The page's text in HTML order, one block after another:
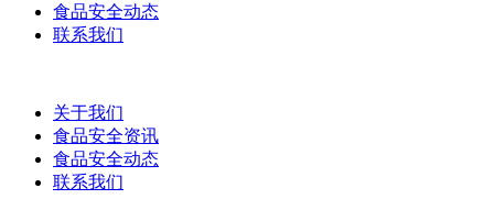
食品安全动态
联系我们
关于我们
食品安全资讯
食品安全动态
联系我们